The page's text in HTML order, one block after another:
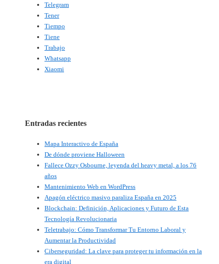
Telegram
Tener
Tiempo
Tiene
Trabajo
Whatsapp
Xiaomi
Entradas recientes
Mapa Interactivo de España
De dónde proviene Halloween
Fallece Ozzy Osbourne, leyenda del heavy metal, a los 76
años
Mantenimiento Web en WordPress
Apagón eléctrico masivo paraliza España en 2025
Blockchain: Definición, Aplicaciones y Futuro de Esta
Tecnología Revolucionaria
Teletrabajo: Cómo Transformar Tu Entorno Laboral y
Aumentar la Productividad
Ciberseguridad: La clave para proteger tu información en la
era digital